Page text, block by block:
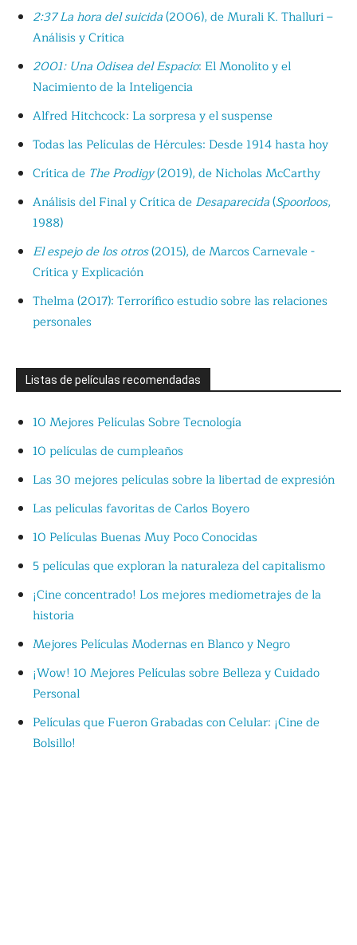
2:37 La hora del suicida(2006), de Murali K. Thalluri –
Análisis y Crítica
2001: Una Odisea del Espacio: El Monolito y el
Nacimiento de la Inteligencia
Alfred Hitchcock: La sorpresa y el suspense
Todas las Películas de Hércules: Desde 1914 hasta hoy
Crítica de The Prodigy(2019), de Nicholas McCarthy
Análisis del Final y Crítica de Desaparecida(Spoorloos,
1988)
El espejo de los otros(2015), de Marcos Carnevale -
Crítica y Explicación
Thelma (2017): Terrorífico estudio sobre las relaciones
personales
Listas de películas recomendadas
10 Mejores Películas Sobre Tecnología
10 películas de cumpleaños
Las 30 mejores películas sobre la libertad de expresión
Las películas favoritas de Carlos Boyero
10 Películas Buenas Muy Poco Conocidas
5 películas que exploran la naturaleza del capitalismo
¡Cine concentrado! Los mejores mediometrajes de la
historia
Mejores Películas Modernas en Blanco y Negro
¡Wow! 10 Mejores Películas sobre Belleza y Cuidado
Personal
Películas que Fueron Grabadas con Celular: ¡Cine de
Bolsillo!